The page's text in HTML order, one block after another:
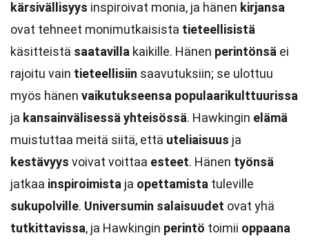
kärsivällisyys inspiroivat monia, ja hänen kirjansa
ovat tehneet monimutkaisista tieteellisistä
käsitteistä saatavilla kaikille. Hänen perintönsä ei
rajoitu vain tieteellisiin saavutuksiin; se ulottuu
myös hänen vaikutukseensa populaarikulttuurissa
ja kansainvälisessä yhteisössä. Hawkingin elämä
muistuttaa meitä siitä, että uteliaisuus ja
kestävyys voivat voittaa esteet. Hänen työnsä
jatkaa inspiroimista ja opettamista tuleville
sukupolville. Universumin salaisuudet ovat yhä
tutkittavissa, ja Hawkingin perintö toimii oppaana